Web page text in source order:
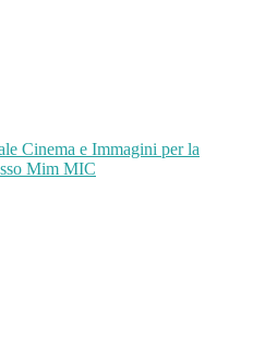
Cinema e Immagini per la
Mim MIC